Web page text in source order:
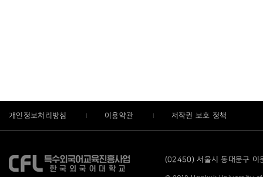
개인정보처리방침 이용약관 저작권 보호 정책
(02450) 서울시 동대문구